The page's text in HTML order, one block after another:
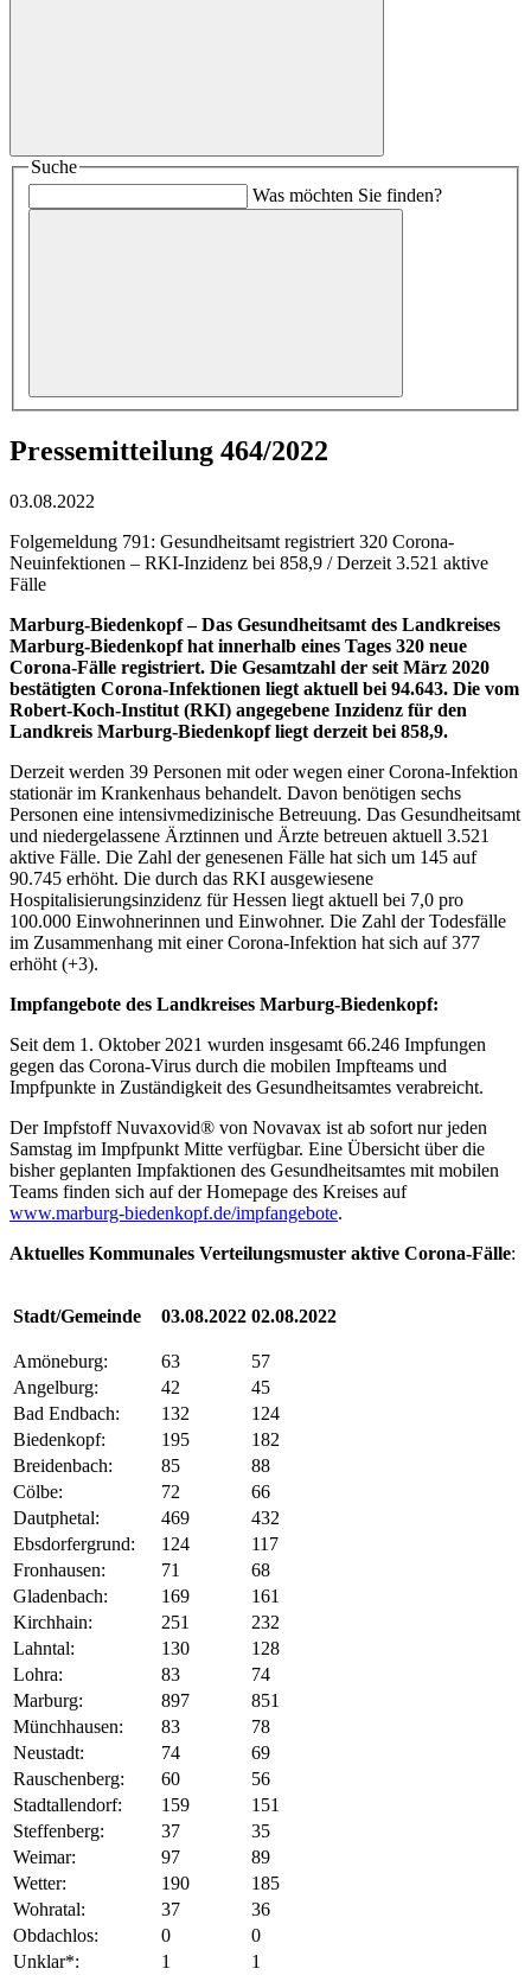
Suche
Was möchten Sie finden?
Pressemitteilung 464/2022
03.08.2022
Folgemeldung 791: Gesundheitsamt registriert 320 Corona-
Neuinfektionen – RKI-Inzidenz bei 858,9 / Derzeit 3.521 aktive
Fälle
Marburg-Biedenkopf –Das Gesundheitsamt des Landkreises
Marburg-Biedenkopf hat innerhalb eines Tages 320 neue
Corona-Fälle registriert. Die Gesamtzahl der seit März 2020
bestätigten Corona-Infektionen liegt aktuell bei 94.643. Die vom
Robert-Koch-Institut (RKI) angegebene Inzidenz für den
Landkreis Marburg-Biedenkopf liegt derzeit bei 858,9.
Derzeit werden 39 Personen mit oder wegen einer Corona-Infektion
stationär im Krankenhaus behandelt. Davon benötigen sechs
Personen eine intensivmedizinische Betreuung. Das Gesundheitsamt
und niedergelassene Ärztinnen und Ärzte betreuen aktuell 3.521
aktive Fälle. Die Zahl der genesenen Fälle hat sich um 145 auf
90.745 erhöht. Die durch das RKI ausgewiesene
Hospitalisierungsinzidenz für Hessen liegt aktuell bei 7,0 pro
100.000 Einwohnerinnen und Einwohner. Die Zahl der Todesfälle
im Zusammenhang mit einer Corona-Infektion hat sich auf 377
erhöht (+3).
Impfangebote des Landkreises Marburg-Biedenkopf:
Seit dem 1. Oktober 2021 wurden insgesamt 66.246 Impfungen
gegen das Corona-Virus durch die mobilen Impfteams und
Impfpunkte in Zuständigkeit des Gesundheitsamtes verabreicht.
Der Impfstoff Nuvaxovid® von Novavax ist ab sofort nur jeden
Samstag im Impfpunkt Mitte verfügbar. Eine Übersicht über die
bisher geplanten Impfaktionen des Gesundheitsamtes mit mobilen
Teams finden sich auf der Homepage des Kreises auf
www.marburg-biedenkopf.de/impfangebote.
Aktuelles Kommunales Verteilungsmuster aktive Corona-Fälle:
Stadt/Gemeinde 03.08.2022 02.08.2022
Amöneburg: 63
57
Angelburg:
42
45
Bad Endbach:
132
124
Biedenkopf:
195
182
Breidenbach:
85
88
Cölbe:
72
66
Dautphetal:
469
432
Ebsdorfergrund:
124
117
Fronhausen:
71
68
Gladenbach:
169
161
Kirchhain:
251
232
Lahntal:
130
128
Lohra:
83
74
Marburg:
897
851
Münchhausen:
83
78
Neustadt:
74
69
Rauschenberg:
60
56
Stadtallendorf:
159
151
Steffenberg:
37
35
Weimar:
97
89
Wetter:
190
185
Wohratal:
37
36
Obdachlos:
0
0
Unklar*:
1 1